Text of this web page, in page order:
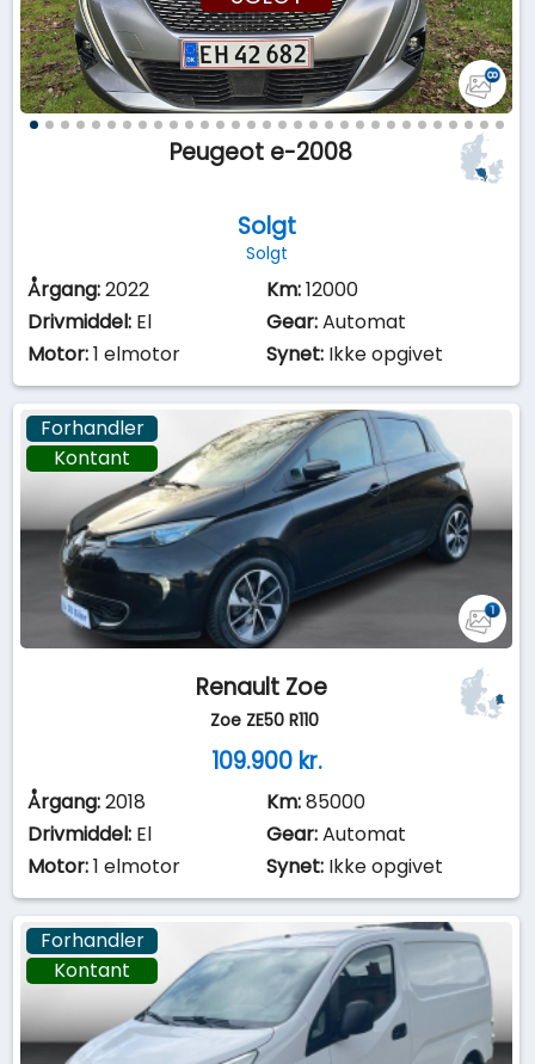
Peugeot e-2008
Solgt
Solgt
Årgang:2022 Km:12000
Drivmiddel: El Gear:Automat
Motor:1 elmotor Synet: Ikke opgivet
Kontant
Forhandler
Renault Zoe
Zoe ZE50 R110
109.900 kr.
Årgang:2018 Km:85000
Drivmiddel: El Gear:Automat
Motor:1 elmotor Synet: Ikke opgivet
Kontant
Forhandler